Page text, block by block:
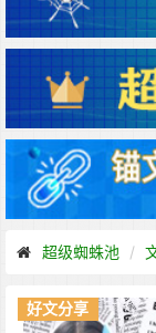
超级蜘蛛池
好文分享